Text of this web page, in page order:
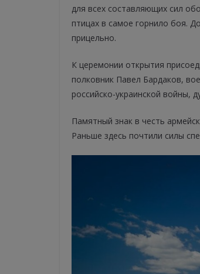
для всех составляющих сил
птицах в самое горнило боя.
прицельно.
К церемонии открытия
полковник Павел Бардаков,
российско-украинской войны,
Памятный знак в честь
Раньше здесь почтили силы